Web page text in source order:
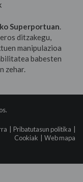
Superportuan.
ditzakegu,
manipulazioa
babesten
zehar.
| Pribatutasun politika |
Cookiak | Web mapa